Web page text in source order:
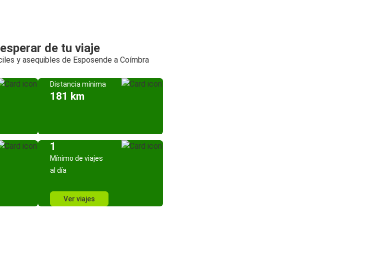
de tu viaje
y asequibles de Esposende a Coímbra
Distancia mínima
181 km
1
Mínimo de viajes
al día
Ver viajes